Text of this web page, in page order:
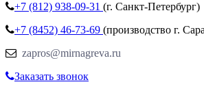
+7 (812) 938-09-31 (г. Санкт-Петербург)
+7 (8452) 46-73-69 (производство г.
zapros@mirnagreva.ru
Заказать звонок